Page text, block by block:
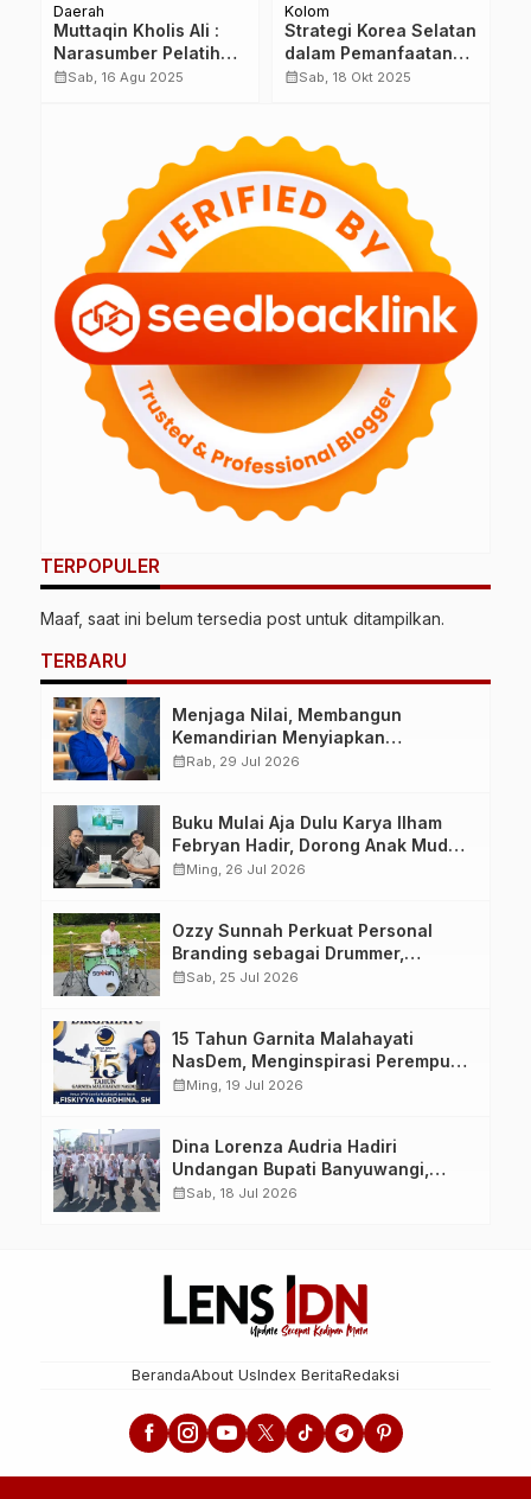
Daerah
Muttaqin Kholis Ali :
Narasumber Pelatihan
Teknis Pendidik
calendar_monthSab, 16 Agu 2025
Kolom
Strategi Korea Selatan
dalam Pemanfaatan
Industri Hiburan dan
Global
calendar_monthSab, 18 Okt 2025
TERPOPULER
Maaf, saat ini belum tersedia post untuk ditampilkan.
TERBARU
Menjaga Nilai, Membangun
Kemandirian Menyiapkan
Kepemimpinan Ekonomi Perempuan
Jamaah
calendar_monthRab, 29 Jul 2026
Buku Mulai Aja Dulu Karya Ilham
Febryan Hadir, Dorong Anak Muda
Berhenti Menunda dan Mulai
calendar_monthMing, 26 Jul 2026
Ozzy Sunnah Perkuat Personal
Branding sebagai Drummer,
Produser, dan Sutradara Melalui
calendar_monthSab, 25 Jul 2026
15 Tahun Garnita Malahayati
NasDem, Menginspirasi Perempuan
Memimpin Perubahan Bangsa
calendar_monthMing, 19 Jul 2026
Dina Lorenza Audria Hadiri
Undangan Bupati Banyuwangi,
Saksikan Banyuwangi Ethno
calendar_monthSab, 18 Jul 2026
BerandaAbout UsIndex BeritaRedaksi